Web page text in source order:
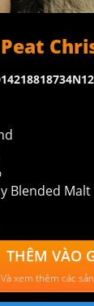
Blended Malt
THÊM VÀO
Và xem thêm các